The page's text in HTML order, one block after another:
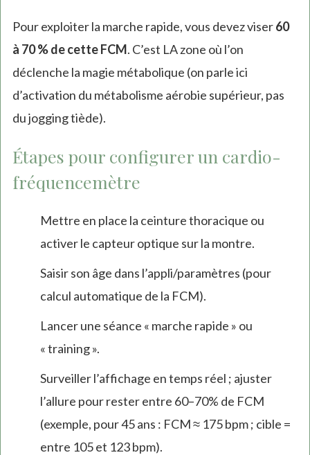
Pour exploiter la marche rapide, vous devez viser60
à 70 % de cette FCM. C’est LA zone où l’on
déclenche la magie métabolique (on parle ici
d’activation du métabolisme aérobie supérieur, pas
du jogging tiède).
Étapes pour configurer un cardio-
fréquencemètre
Mettre en place la ceinture thoracique ou
activer le capteur optique sur la montre.
Saisir son âge dans l’appli/paramètres (pour
calcul automatique de la FCM).
Lancer une séance « marche rapide » ou
« training ».
Surveiller l’affichage en temps réel ; ajuster
l’allure pour rester entre 60–70% de FCM
(exemple, pour 45 ans : FCM ≈ 175 bpm ; cible =
entre 105 et 123 bpm).